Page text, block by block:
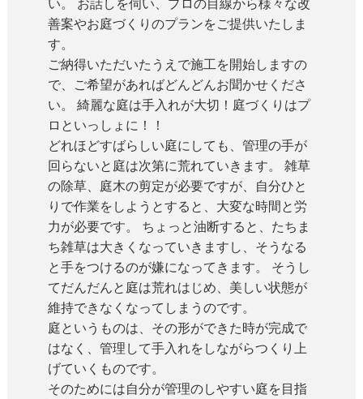
善案やお庭づくりのプランをご提供いたしま
す。
ご納得いただいたうえで施工を開始しますの
で、ご希望があればどんどんお聞かせくださ
い。 綺麗な庭は手入れが大切！庭づくりはプ
ロといっしょに！！
どれほどすばらしい庭にしても、管理の手が
回らないと庭は次第に荒れていきます。 雑草
の除草、庭木の剪定が必要ですが、自分ひと
りで作業をしようとすると、大変な時間と労
力が必要です。 ちょっと油断すると、たちま
ち雑草は大きくなっていきますし、そうなる
と手をつけるのが嫌になってきます。 そうし
てだんだんと庭は荒れはじめ、美しい状態が
維持できなくなってしまうのです。
庭というものは、その形ができた時が完成で
はなく、管理して手入れをしながらつくり上
げていくものです。
そのためには自分が管理のしやすい庭を目指